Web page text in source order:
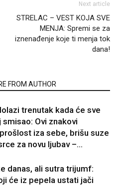
Next article
STRELAC – VEST KOJA SVE
MENJA: Spremi se za
iznenađenje koje ti menja tok
dana!
FROM AUTHOR
trenutak kada će sve
Ovi znakovi
iza sebe, brišu suze
za novu ljubav –...
danas, ali sutra trijumf:
će iz pepela ustati jači